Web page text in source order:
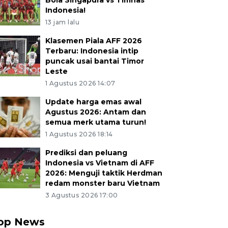
Indonesia!
13 jam lalu
Klasemen Piala AFF 2026
Terbaru: Indonesia intip
puncak usai bantai Timor
Leste
1 Agustus 2026 14:07
Update harga emas awal
Agustus 2026: Antam dan
semua merk utama turun!
1 Agustus 2026 18:14
Prediksi dan peluang
Indonesia vs Vietnam di AFF
2026: Menguji taktik Herdman
redam monster baru Vietnam
3 Agustus 2026 17:00
News